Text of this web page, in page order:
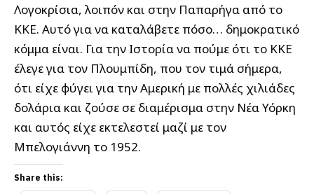
Λογοκρίσια, λοιπόν και στην Παπαρήγα από το
ΚΚΕ. Αυτό για να καταλάβετε πόσο… δημοκρατικό
κόμμα είναι. Για την Ιστορία να πούμε ότι το ΚΚΕ
έλεγε για τον Πλουμπίδη, που τον τιμά σήμερα,
ότι είχε φύγει για την Αμερική με πολλές χιλιάδες
δολάρια και ζούσε σε διαμέρισμα στην Νέα Υόρκη
και αυτός είχε εκτελεστεί μαζί με τον
Μπελογιάννη το 1952.
Share this: